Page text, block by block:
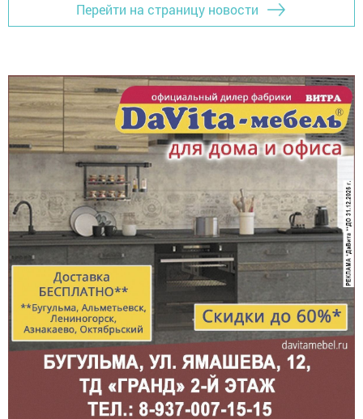
Перейти на страницу новости